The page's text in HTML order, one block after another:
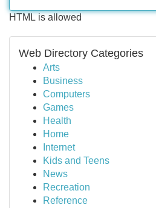
HTML is allowed
Web Directory Categories
Arts
Business
Computers
Games
Health
Home
Internet
Kids and Teens
News
Recreation
Reference